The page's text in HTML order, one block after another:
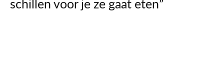
schillen voor je ze gaat eten”